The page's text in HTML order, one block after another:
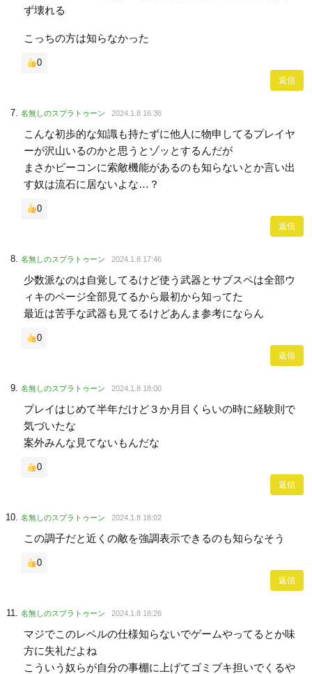
ず壊れる
こっちの方は知らなかった
0
返信
名無しのスプラトゥーン 2024.1.8 16:36
こんな初歩的な知識も持たずに他人に物申してるプレイヤ
ーが沢山いるのかと思うとゾッとするんだが
まさかビーコンに索敵機能があるのも知らないとか言い出
す奴は流石に居ないよな…？
0
返信
名無しのスプラトゥーン 2024.1.8 17:46
少数派なのは自覚してるけど使う武器とサブスペは全部ウ
ィキのページ全部見てるから最初から知ってた
最近は苦手な武器も見てるけどあんま参考にならん
0
返信
名無しのスプラトゥーン 2024.1.8 18:00
プレイはじめて半年だけど３か月目くらいの時に経験則で
気づいたな
案外みんな見てないもんだな
0
返信
名無しのスプラトゥーン 2024.1.8 18:02
この調子だと近くの敵を強調表示できるのも知らなそう
0
返信
名無しのスプラトゥーン 2024.1.8 18:26
マジでこのレベルの仕様知らないでゲームやってるとか味
方に失礼だよね
こういう奴らが自分の事棚に上げてゴミブキ担いでくるや